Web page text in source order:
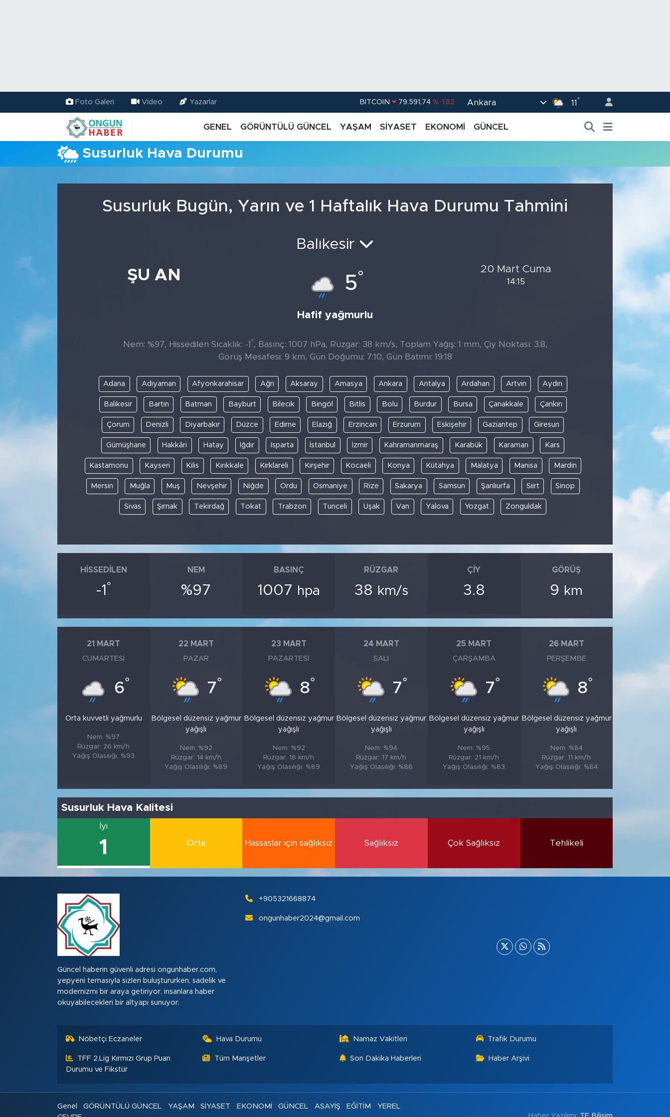
Foto Galeri Video Yazarlar BITCOIN 79.591,74 %-1.82 Ankara 11 °
GENEL GÖRÜNTÜLÜ GÜNCEL YAŞAM SİYASET EKONOMİ GÜNCEL
Susurluk Hava Durumu
Susurluk Bugün, Yarın ve 1 Haftalık Hava Durumu Tahmini
ŞU AN
Balıkesir
5°
Hafif yağmurlu
20 Mart Cuma
14:15
Nem: %97, Hissedilen Sıcaklık: -1 °, Basınç: 1007 hPa, Rüzgar: 38 km/s, Toplam Yağış: 1 mm, Çiy Noktası: 3.8,
Görüş Mesafesi: 9 km, Gün Doğumu: 7:10, Gün Batımı: 19:18
Adana Adıyaman Afyonkarahisar Ağrı Aksaray Amasya Ankara Antalya Ardahan Artvin Aydın
Balıkesir Bartın Batman Bayburt Bilecik Bingöl Bitlis Bolu Burdur Bursa Çanakkale Çankırı
Çorum Denizli Diyarbakır Düzce Edirne Elazığ Erzincan Erzurum Eskişehir Gaziantep Giresun
Gümüşhane Hakkâri Hatay Iğdır Isparta İstanbul İzmir Kahramanmaraş Karabük Karaman Kars
Kastamonu Kayseri Kilis Kırıkkale Kırklareli Kırşehir Kocaeli Konya Kütahya Malatya Manisa Mardin
Mersin Muğla Muş Nevşehir Niğde Ordu Osmaniye Rize Sakarya Samsun Şanlıurfa Siirt Sinop
Sivas Şırnak Tekirdağ Tokat Trabzon Tunceli Uşak Van Yalova Yozgat Zonguldak
HISSEDILEN
-1 °
NEM
%97
BASINÇ
1007 hpa
RÜZGAR
38 km/s
ÇIY
3.8
GÖRÜŞ
9 km
21 MART
CUMARTESI
6°
Orta kuvvetli yağmurlu
Nem: %97
Rüzgar: 26 km/h
Yağış Olasılığı: %93
22 MART
PAZAR
7°
Bölgesel düzensiz yağmur
yağışlı
Nem: %92
Rüzgar: 14 km/h
Yağış Olasılığı: %89
23 MART
PAZARTESI
8°
Bölgesel düzensiz yağmur
yağışlı
Nem: %92
Rüzgar: 18 km/h
Yağış Olasılığı: %89
24 MART
SALI
7°
Bölgesel düzensiz yağmur
yağışlı
Nem: %94
Rüzgar: 17 km/h
Yağış Olasılığı: %88
25 MART
ÇARŞAMBA
7°
Bölgesel düzensiz yağmur
yağışlı
Nem: %95
Rüzgar: 21 km/h
Yağış Olasılığı: %83
26 MART
PERŞEMBE
8°
Bölgesel düzensiz yağmur
yağışlı
Nem: %84
Rüzgar: 11 km/h
Yağış Olasılığı: %84
Susurluk Hava Kalitesi
İyi
1 Orta Hassaslar için sağlıksız Sağlıksız Çok Sağlıksız Tehlikeli
Güncel haberin güvenli adresi ongunhaber.com,
yepyeni temasıyla sizleri buluştururken, sadelik ve
modernizmi bir araya getiriyor. insanlara haber
okuyabilecekleri bir altyapı sunuyor.
+905321668874
ongunhaber2024@gmail.com
Nöbetçi Eczaneler Hava Durumu Namaz Vakitleri Trafik Durumu
TFF 2.Lig Kırmızı Grup Puan
Durumu ve Fikstür
Tüm Manşetler Son Dakika Haberleri Haber Arşivi
Genel GÖRÜNTÜLÜ GÜNCEL YAŞAM SİYASET EKONOMİ GÜNCEL ASAYİŞ EĞİTİM
YEREL
Trafik Durumu
TFF 2.Lig Kırmızı Grup Puan Durumu ve Fikstür
Tüm Manşetler